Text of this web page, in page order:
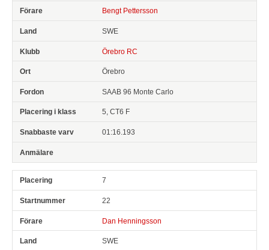
Bengt Pettersson
SWE
Örebro RC
Örebro
SAAB 96 Monte Carlo
5, CT6 F
01:16.193
7
22
Dan Henningsson
SWE